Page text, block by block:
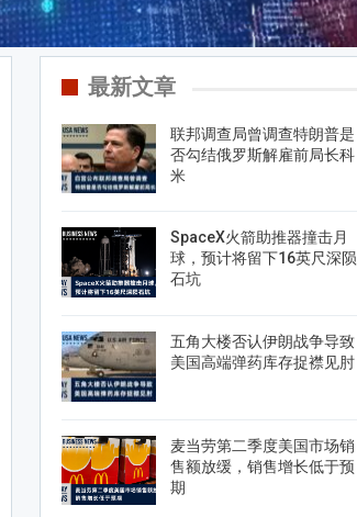
最新文章
联邦调查局曾调查特朗普是
否勾结俄罗斯解雇前局长科
米
SpaceX火箭助推器撞击月
球，预计将留下16英尺深陨
石坑
五角大楼否认伊朗战争导致
美国高端弹药库存捉襟见肘
麦当劳第二季度美国市场销
售额放缓，销售增长低于预
期